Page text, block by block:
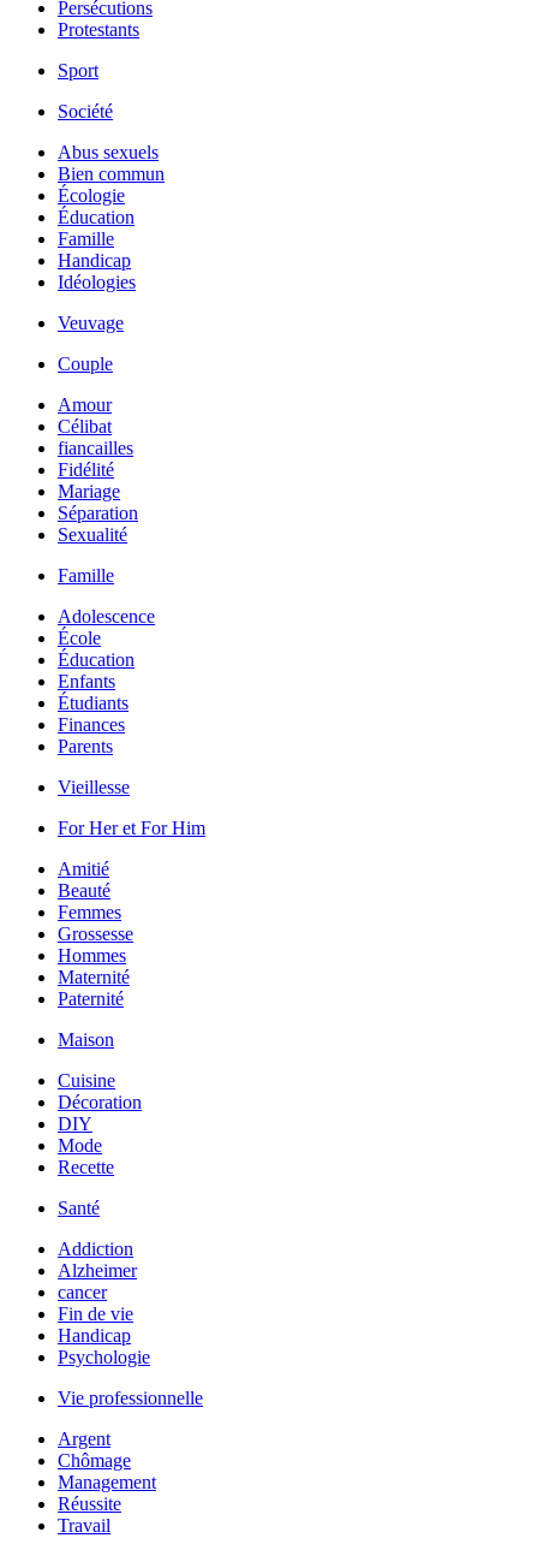
Persécutions
Protestants
Sport
Société
Abus sexuels
Bien commun
Écologie
Éducation
Famille
Handicap
Idéologies
Veuvage
Couple
Amour
Célibat
fiancailles
Fidélité
Mariage
Séparation
Sexualité
Famille
Adolescence
École
Éducation
Enfants
Étudiants
Finances
Parents
Vieillesse
For Her et For Him
Amitié
Beauté
Femmes
Grossesse
Hommes
Maternité
Paternité
Maison
Cuisine
Décoration
DIY
Mode
Recette
Santé
Addiction
Alzheimer
cancer
Fin de vie
Handicap
Psychologie
Vie professionnelle
Argent
Chômage
Management
Réussite
Travail